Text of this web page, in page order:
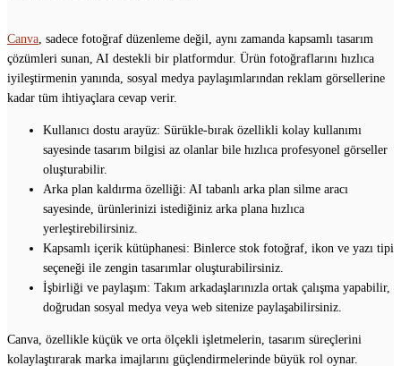
Canva , sadece fotoğraf düzenleme değil, aynı zamanda kapsamlı tasarım
çözümleri sunan, AI destekli bir platformdur. Ürün fotoğraflarını hızlıca
iyileştirmenin yanında, sosyal medya paylaşımlarından reklam görsellerine
kadar tüm ihtiyaçlara cevap verir.
Kullanıcı dostu arayüz: Sürükle-bırak özellikli kolay kullanımı
sayesinde tasarım bilgisi az olanlar bile hızlıca profesyonel görseller
oluşturabilir.
Arka plan kaldırma özelliği: AI tabanlı arka plan silme aracı
sayesinde, ürünlerinizi istediğiniz arka plana hızlıca
yerleştirebilirsiniz.
Kapsamlı içerik kütüphanesi: Binlerce stok fotoğraf, ikon ve yazı tipi
seçeneği ile zengin tasarımlar oluşturabilirsiniz.
İşbirliği ve paylaşım: Takım arkadaşlarınızla ortak çalışma yapabilir,
doğrudan sosyal medya veya web sitenize paylaşabilirsiniz.
Canva, özellikle küçük ve orta ölçekli işletmelerin, tasarım süreçlerini
kolaylaştırarak marka imajlarını güçlendirmelerinde büyük rol oynar.